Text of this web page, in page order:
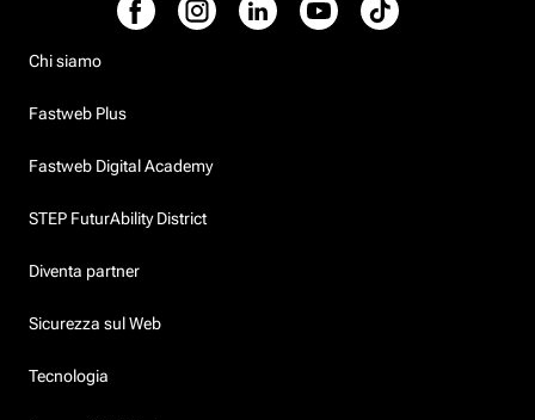
Chi siamo
Fastweb Plus
Fastweb Digital Academy
STEP FuturAbility District
Diventa partner
Sicurezza sul Web
Tecnologia